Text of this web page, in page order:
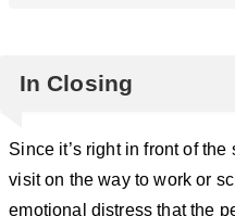
In Closing
Since it’s right in front of
visit on the way to work or
emotional distress that the